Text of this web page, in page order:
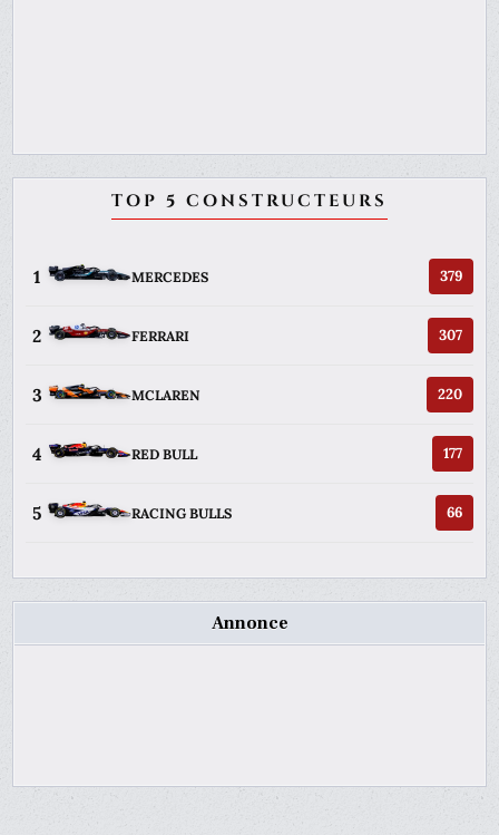
TOP 5 CONSTRUCTEURS
1 MERCEDES 379
2 FERRARI 307
3 MCLAREN 220
4 RED BULL 177
5 RACING BULLS 66
Annonce